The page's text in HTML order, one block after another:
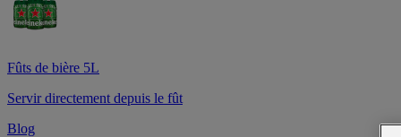
Fûts de bière 5L
Servir directement depuis le fût
Blog